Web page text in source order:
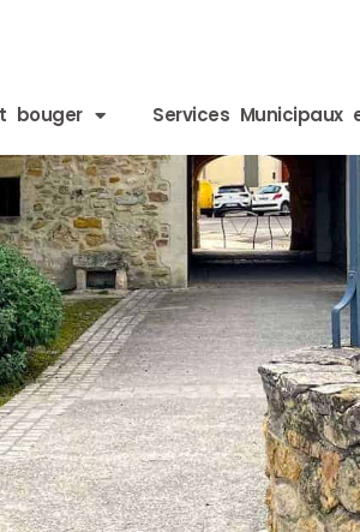
bouger Services Municipaux